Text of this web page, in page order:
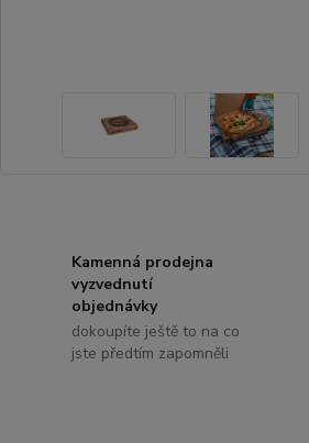
Kamenná prodejna
vyzvednutí
objednávky
dokoupíte ještě to na co
jste předtím zapomněli